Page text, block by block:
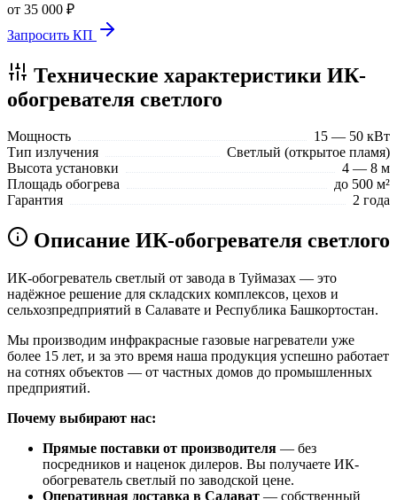
от 35 000 ₽
Запросить КП
Технические характеристики ИК-
обогревателя светлого
Мощность
15 — 50 кВт
Тип излучения
Светлый (открытое пламя)
Высота установки
4 — 8 м
Площадь обогрева
до 500 м²
Гарантия
2 года
Описание ИК-обогревателя светлого
ИК-обогреватель светлый от завода в Туймазах — это
надёжное решение для складских комплексов, цехов и
сельхозпредприятий в Салавате и Республика Башкортостан.
Мы производим инфракрасные газовые нагреватели уже
более 15 лет, и за это время наша продукция успешно работает
на сотнях объектов — от частных домов до промышленных
предприятий.
Почему выбирают нас:
Прямые поставки от производителя — без
посредников и наценок дилеров. Вы получаете ИК-
обогреватель светлый по заводской цене.
Оперативная доставка в Салават — собственный